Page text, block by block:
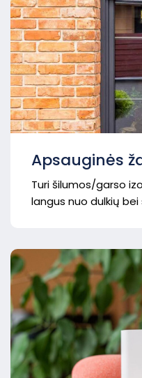
Apsauginės
Turi šilumos/garso
langus nuo dulkių bei